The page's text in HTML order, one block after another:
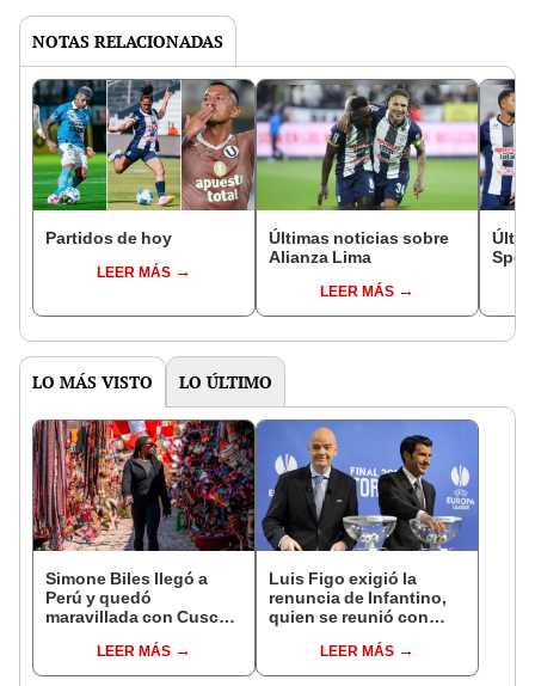
NOTAS RELACIONADAS
Partidos de hoy
LEER MÁS
Últimas noticias sobre
Alianza Lima
LEER MÁS
LO MÁS VISTO LO ÚLTIMO
Simone Biles llegó a
Perú y quedó
maravillada con Cusco:
lo hermoso que es este
país"
LEER MÁS
Luis Figo exigió la
renuncia de Infantino,
quien se reunió con
en Marruecos
LEER MÁS